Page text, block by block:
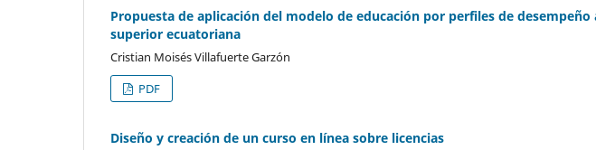
Propuesta de aplicación del modelo de educación por perfiles de
superior ecuatoriana
Cristian Moisés Villafuerte Garzón
PDF
Diseño y creación de un curso en línea sobre licencias